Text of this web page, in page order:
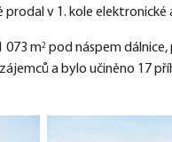
prodal v 1. kole
073 m2 pod náspem
a bylo učiněno 17